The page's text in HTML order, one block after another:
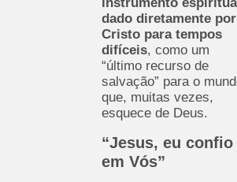
instrumento espiritual
dado diretamente por
Cristo para tempos
difíceis, como um
“último recurso de
salvação” para o
que, muitas vezes,
esquece de Deus.
“Jesus, eu confio
em Vós”